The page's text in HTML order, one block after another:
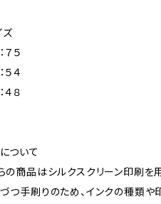
ズ
７５
５４
４８
ついて
の商品はシルクスクリーン印刷を
つ手刷りのため、インクの種類